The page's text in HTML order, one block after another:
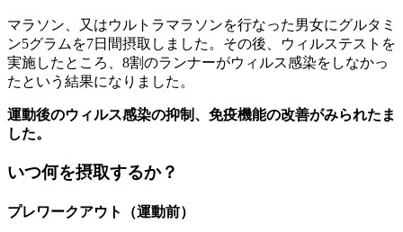
マラソン、又はウルトラマラソンを行なった男女にグルタミ
ン5グラムを7日間摂取しました。その後、ウィルステストを
実施したところ、8割のランナーがウィルス感染をしなかっ
たという結果になりました。
運動後のウィルス感染の抑制、免疫機能の改善がみられたま
した。
いつ何を摂取するか？
プレワークアウト（運動前）